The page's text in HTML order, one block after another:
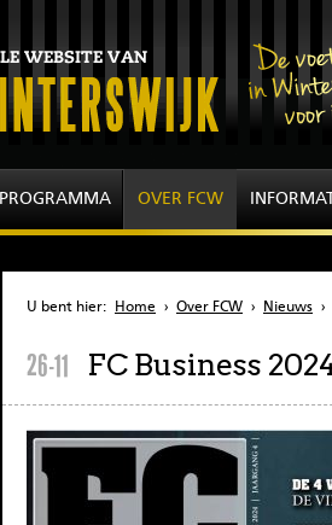
PROGRAMMA OVER FCW
U bent hier: Home › Over FCW › Nieuws ›
26-11 FC Business